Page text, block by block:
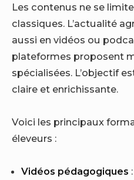
Les contenus ne se
classiques. L’actualité
aussi en vidéos ou
plateformes proposent
spécialisées. L’objectif
claire et enrichissante.
Voici les principaux
éleveurs :
Vidéos pédagogiques